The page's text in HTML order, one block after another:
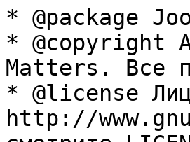
* @package
* @copyright
Matters. Все
* @license
http://